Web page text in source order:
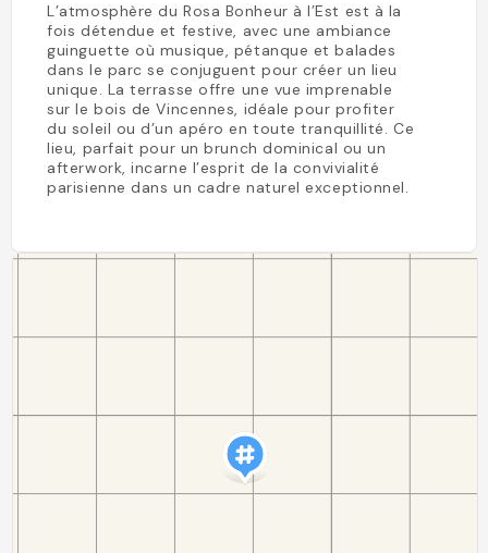
L’atmosphère du Rosa Bonheur à l’Est est à la
fois détendue et festive, avec une ambiance
guinguette où musique, pétanque et balades
dans le parc se conjuguent pour créer un lieu
unique. La terrasse offre une vue imprenable
sur le bois de Vincennes, idéale pour profiter
du soleil ou d’un apéro en toute tranquillité. Ce
lieu, parfait pour un brunch dominical ou un
afterwork, incarne l’esprit de la convivialité
parisienne dans un cadre naturel exceptionnel.